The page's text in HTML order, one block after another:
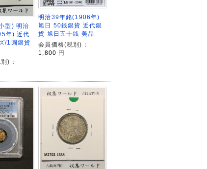
型) 明治
年) 近代
/1圓銀貨
)：
明治39年銘(1906年)
旭日 50銭銀貨 近代銀
貨 旭日五十銭 美品
会員価格(税別)：
1,800 円